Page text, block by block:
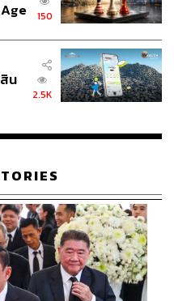
150
น
2.5K